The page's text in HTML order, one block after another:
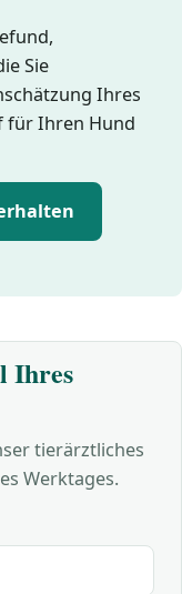
Sie
Ihres
für Ihren Hund
Ihres
tierärztliches
Werktages.